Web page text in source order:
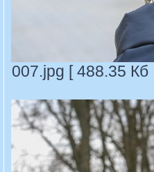
007.jpg [ 488.35